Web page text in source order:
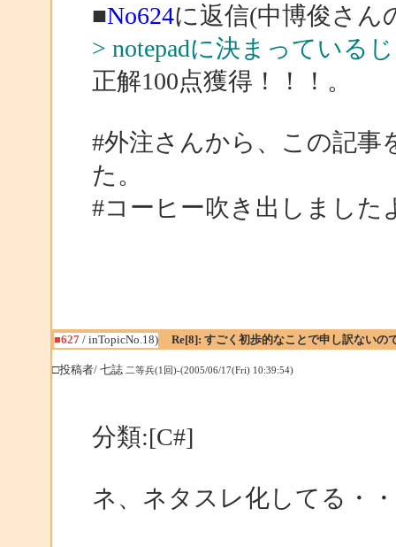
■No624に返信(中博俊さん
> notepadに決まっている
正解100点獲得！！！。
#外注さんから、この記
た。
#コーヒー吹き出しました
■627/ inTopicNo.18) Re[8]: すごく初歩的なことで申し訳ないの
□投稿者/ 七誌 二等兵(1回)-(2005/06/17(Fri) 10:39:54)
分類:[C#]
ネ、ネタスレ化してる・